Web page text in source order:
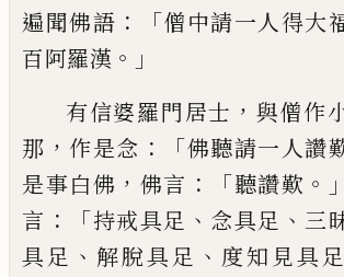
遍聞佛語 ：「僧中請一人得大
百阿羅漢 。」
有信婆羅門居士 ， 與僧作
那 ， 作是念 ：「佛聽請一人讚
是事白佛 ， 佛言 ：「聽讚歎 。
言 ：「持戒具足 、 念具足 、 三
具足 、 解脫具足 、 度知見具足